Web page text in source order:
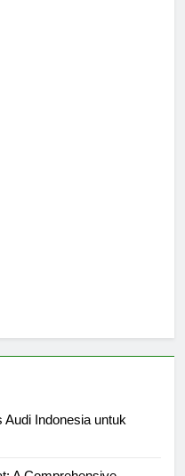
Indonesia untuk